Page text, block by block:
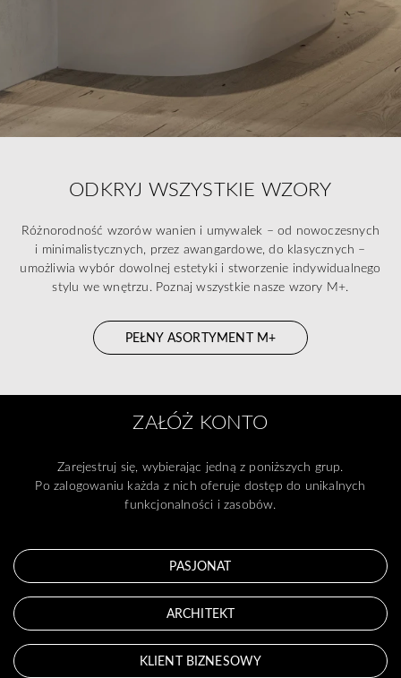
ODKRYJ WSZYSTKIE WZORY
Różnorodność wzorów wanien i umywalek – od nowoczesnych
i minimalistycznych, przez awangardowe, do klasycznych –
umożliwia wybór dowolnej estetyki i stworzenie indywidualnego
stylu we wnętrzu. Poznaj wszystkie nasze wzory M+.
PEŁNY ASORTYMENT M+
ZAŁÓŻ KONTO
Zarejestruj się, wybierając jedną z poniższych grup.
Po zalogowaniu każda z nich oferuje dostęp do unikalnych
funkcjonalności i zasobów.
PASJONAT
ARCHITEKT
KLIENT BIZNESOWY